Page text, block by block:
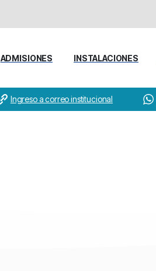
ADMISIONES INSTALACIONES
Ingreso a correo institucional